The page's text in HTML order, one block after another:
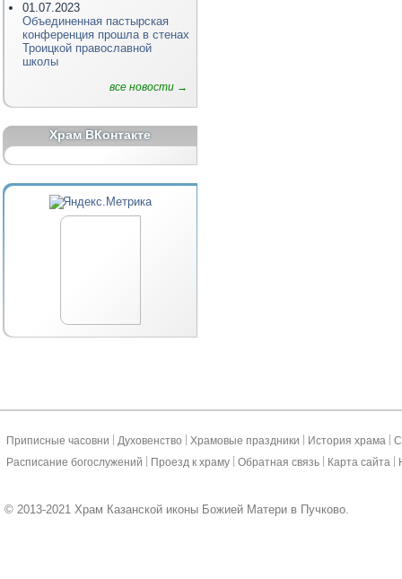
01.07.2023
Объединенная пастырская
конференция прошла в стенах
Троицкой православной
школы
все новости →
Храм ВКонтакте
Приписные часовни Духовенство Храмовые праздники История храма
Расписание богослужений
Проезд к храму Обратная связь Карта сайта
© 2013-2021 Храм Казанской иконы Божией Матери в Пучково.